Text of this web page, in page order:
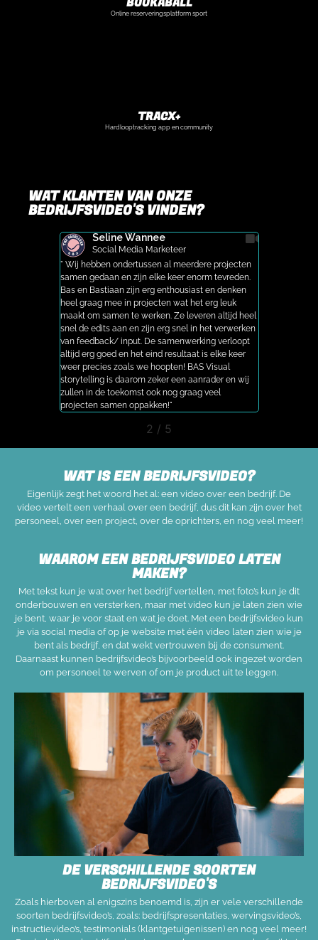
Online reserveringsplatform sport
TRACX+
Hardlooptracking app en community
WAT KLANTEN VAN ONZE
BEDRIJFSVIDEO'S VINDEN?
Seline Wannee
Social Media Marketeer
" Wij hebben ondertussen al meerdere projecten
samen gedaan en zijn elke keer enorm tevreden.
Bas en Bastiaan zijn erg enthousiast en denken
heel graag mee in projecten wat het erg leuk
maakt om samen te werken. Ze leveren altijd heel
snel de edits aan en zijn erg snel in het verwerken
van feedback/ input. De samenwerking verloopt
altijd erg goed en het eind resultaat is elke keer
weer precies zoals we hoopten! BAS Visual
storytelling is daarom zeker een aanrader en wij
zullen in de toekomst ook nog graag veel
projecten samen oppakken!"
2 / 5
WAT IS EEN BEDRIJFSVIDEO?
Eigenlijk zegt het woord het al: een video over een bedrijf. De
video vertelt een verhaal over een bedrijf, dus dit kan zijn over het
personeel, over een project, over de oprichters, en nog veel meer!
WAAROM EEN BEDRIJFSVIDEO LATEN
MAKEN?
Met tekst kun je wat over het bedrijf vertellen, met foto’s kun je dit
onderbouwen en versterken, maar met video kun je laten zien wie
je bent, waar je voor staat en wat je doet. Met een bedrijfsvideo kun
je via social media of op je website met één video laten zien wie je
bent als bedrijf, en dat wekt vertrouwen bij de consument.
Daarnaast kunnen bedrijfsvideo’s bijvoorbeeld ook ingezet worden
om personeel te werven of om je product uit te leggen.
DE VERSCHILLENDE SOORTEN
BEDRIJFSVIDEO'S
Zoals hierboven al enigszins benoemd is, zijn er vele verschillende
soorten bedrijfsvideo’s, zoals: bedrijfspresentaties, wervingsvideo’s,
instructievideo’s, testimonials (klantgetuigenissen) en nog veel meer!